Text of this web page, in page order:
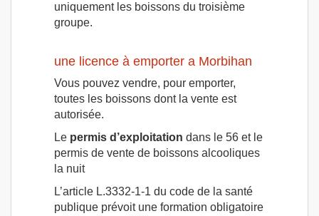
uniquement les boissons du troisième
groupe.
une licence à emporter a Morbihan
Vous pouvez vendre, pour emporter,
toutes les boissons dont la vente est
autorisée.
Le permis d’exploitation dans le 56 et le
permis de vente de boissons alcooliques
la nuit
L’article L.3332-1-1 du code de la santé
publique prévoit une formation obligatoire